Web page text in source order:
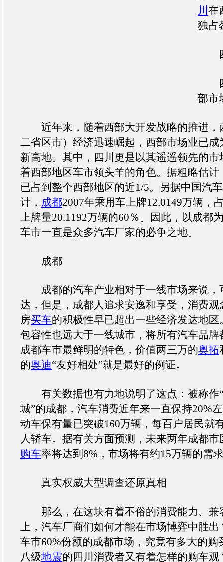
川 在
独占
四
四
部市
近年来，随着西部大开发战略的推进，
二省区市）经济迅速崛起，西部市场业已成
新高地。其中，四川更是以其遥遥领先的市
着西部地区车市领头羊的角色。据粗略估计
已占到整个西部地区的近1/5。另据中国汽
计， 成都2007年乘用车上牌12.0149万辆，
上牌量20.1192万辆的60％。因此，以成都
车市一直是众多汽车厂家的必争之地。
成都
成都的汽车产业相对于一线市场来说，
达，但是，成都人追求安逸和享受，消费观
房买车的积极性早已超出一些经济发达地区
包容性也远大于一线城市，将所有汽车品牌
成都车市最鲜明的特色，价值两三万的奥拓
的奥迪“友好相处”就是最好的例证。
有关数据也有力地说明了这点：被称作
城”的成都，汽车消费近年来一直保持20%
动车保有量已突破160万辆，每百户居民就
人轿车。据有关方面预测，未来两年成都市
购车率将达到8%，市场将有约15万辆的需
真实权威大型调查还原真相
那么，在这块有着不俗的消费能力、兼
上，汽车厂商们如何才能在市场博弈中胜出
车市60%份额的成都市场，究竟有多大的购
八级地震的四川消费者又有着怎样的购车观